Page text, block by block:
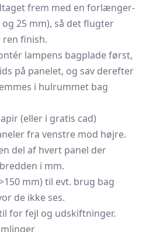
frem med en forlænger­
og 25 mm), så det flugter
finish.
lampens bagplade først,
på panelet, og sav derefter
i hulrummet bag
(eller i gratis cad)
fra venstre mod højre.
del af hvert panel der
i mm.
mm) til evt. brug bag
de ikke ses.
for fejl og udskiftninger.